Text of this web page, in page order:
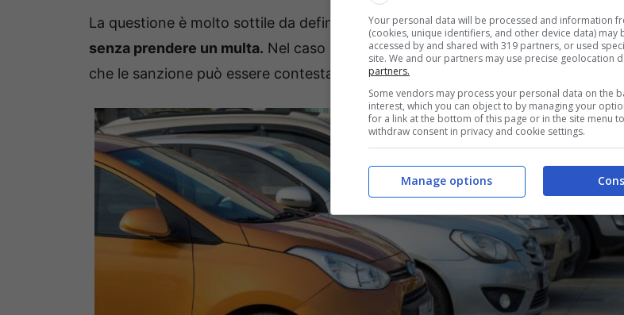
La questione è molto sottile da definire, masi può risparmiare sul parcheggio
senza prendere un multa. Nel caso presentato nel paragrafo precedente, si
che le sanzione può essere contestata, ecco perché.
Your personal data will be processed and information
(cookies, unique identifiers, and other device data) may
accessed by and shared with 319 partners, or used
site. We and our partners may use precise geolocation
partners.
Some vendors may process your personal data on the
interest, which you can object to by managing your
for a link at the bottom of this page or in the site menu
withdraw consent in privacy and cookie settings.
Manage options